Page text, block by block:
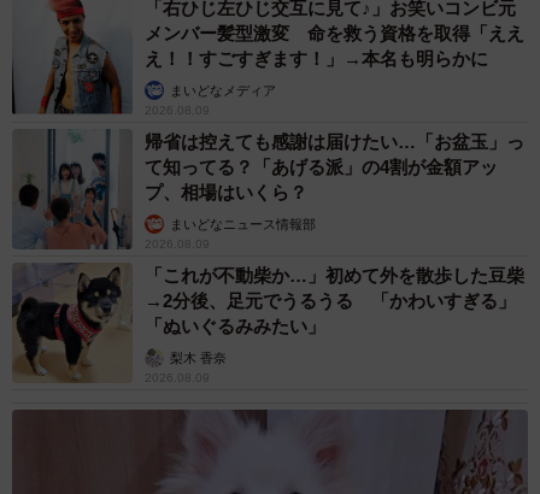
「右ひじ左ひじ交互に見て♪」お笑いコンビ元
メンバー髪型激変 命を救う資格を取得「ええ
え！！すごすぎます！」→本名も明らかに
まいどなメディア
2026.08.09
帰省は控えても感謝は届けたい…「お盆玉」っ
て知ってる？「あげる派」の4割が金額アッ
プ、相場はいくら？
まいどなニュース情報部
2026.08.09
「これが不動柴か…」初めて外を散歩した豆柴
→2分後、足元でうるうる 「かわいすぎる」
「ぬいぐるみみたい」
梨木 香奈
2026.08.09